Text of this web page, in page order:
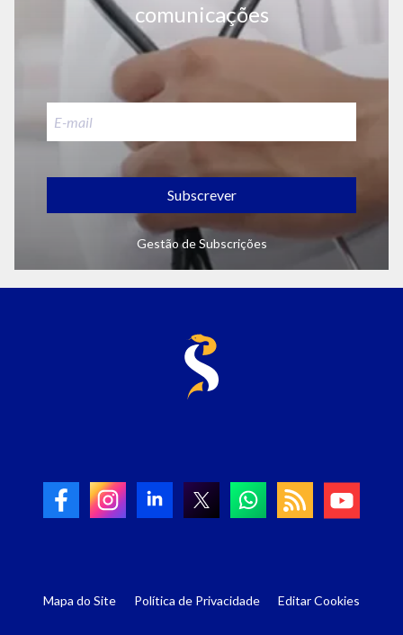
comunicações
Subscrever
Gestão de Subscrições
Mapa do Site Política de Privacidade Editar Cookies